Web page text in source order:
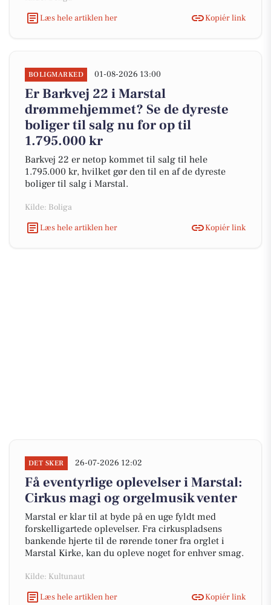
Læs hele artiklen her
Kopiér link
BOLIGMARKED 01-08-2026 13:00
Er Barkvej 22 i Marstal
drømmehjemmet? Se de dyreste
boliger til salg nu for op til
1.795.000 kr
Barkvej 22 er netop kommet til salg til hele
1.795.000 kr, hvilket gør den til en af de dyreste
boliger til salg i Marstal.
Kilde: Boliga
Læs hele artiklen her
Kopiér link
DET SKER 26-07-2026 12:02
Få eventyrlige oplevelser i Marstal:
Cirkus magi og orgelmusik venter
Marstal er klar til at byde på en uge fyldt med
forskelligartede oplevelser. Fra cirkuspladsens
bankende hjerte til de rørende toner fra orglet i
Marstal Kirke, kan du opleve noget for enhver smag.
Kilde: Kultunaut
Læs hele artiklen her
Kopiér link